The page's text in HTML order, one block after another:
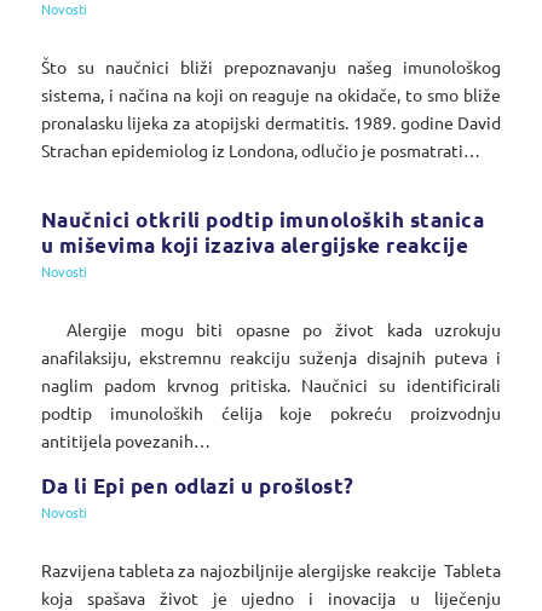
Novosti
Što su naučnici bliži prepoznavanju našeg imunološkog
sistema, i načina na koji on reaguje na okidače, to smo bliže
pronalasku lijeka za atopijski dermatitis. 1989. godine David
Strachan epidemiolog iz Londona, odlučio je posmatrati…
Naučnici otkrili podtip imunoloških stanica
u miševima koji izaziva alergijske reakcije
Novosti
Alergije mogu biti opasne po život kada uzrokuju
anafilaksiju, ekstremnu reakciju suženja disajnih puteva i
naglim padom krvnog pritiska. Naučnici su identificirali
podtip imunoloških ćelija koje pokreću proizvodnju
antitijela povezanih…
Da li Epi pen odlazi u prošlost?
Novosti
Razvijena tableta za najozbiljnije alergijske reakcije Tableta
koja spašava život je ujedno i inovacija u liječenju